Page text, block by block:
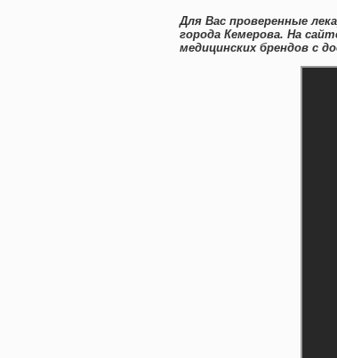
Для Вас проверенные
города Кемерова. На
медицинских брендов с